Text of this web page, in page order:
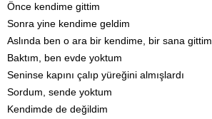
Önce kendime gittim
Sonra yine kendime geldim
Aslında ben o ara bir kendime, bir sana gittim
Baktım, ben evde yoktum
Seninse kapını çalıp yüreğini almışlardı
Sordum, sende yoktum
Kendimde de değildim